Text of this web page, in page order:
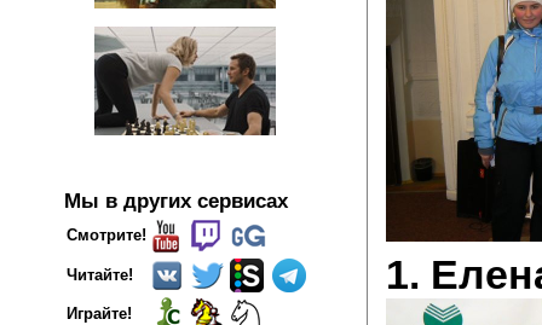
Мы в других сервисах
Смотрите!
Читайте!
Играйте!
1.